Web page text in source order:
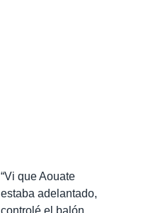
“Vi que Aouate
estaba adelantado,
controlé el balón,